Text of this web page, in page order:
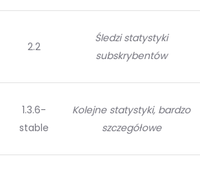
2.2
Śledzi statystyki
subskrybentów
1.3.6-
stable
Kolejne statystyki, bardzo
szczegółowe